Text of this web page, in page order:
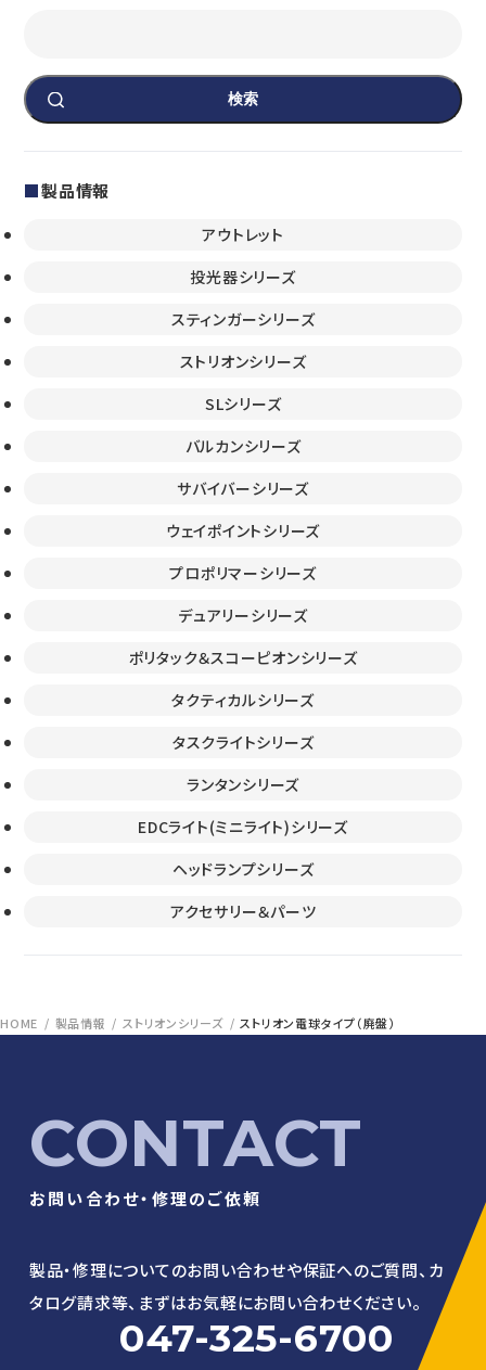
検索
製品情報
アウトレット
投光器シリーズ
スティンガーシリーズ
ストリオンシリーズ
SLシリーズ
バルカンシリーズ
サバイバーシリーズ
ウェイポイントシリーズ
プロポリマーシリーズ
デュアリーシリーズ
ポリタック＆スコーピオンシリーズ
タクティカルシリーズ
タスクライトシリーズ
ランタンシリーズ
EDCライト(ミニライト)シリーズ
ヘッドランプシリーズ
アクセサリー＆パーツ
HOME 製品情報 ストリオンシリーズ ストリオン電球タイプ（廃盤）
CONTACT
お問い合わせ・修理のご依頼
製品・修理についてのお問い合わせや保証へのご質問、 カ
タログ請求等、まずはお気軽にお問い合わせください。
047-325-6700